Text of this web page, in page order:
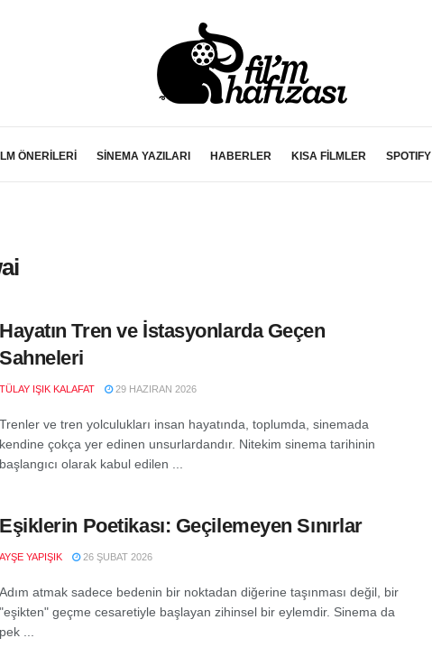
ÖNERİLERİ SİNEMA YAZILARI HABERLER KISA FİLMLER SPOTIFY
Hayatın Tren ve İstasyonlarda Geçen
Sahneleri
TÜLAY IŞIK KALAFAT 29 HAZIRAN 2026
Trenler ve tren yolculukları insan hayatında, toplumda, sinemada
kendine çokça yer edinen unsurlardandır. Nitekim sinema tarihinin
başlangıcı olarak kabul edilen ...
Eşiklerin Poetikası: Geçilemeyen Sınırlar
AYŞE YAPIŞIK 26 ŞUBAT 2026
Adım atmak sadece bedenin bir noktadan diğerine taşınması değil, bir
"eşikten" geçme cesaretiyle başlayan zihinsel bir eylemdir. Sinema da
pek ...